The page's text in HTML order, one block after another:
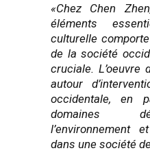
«Chez Chen
éléments
culturelle
de la société
cruciale. L’oeuvre
autour
occidentale, en
domaines
l’environnement
dans une société